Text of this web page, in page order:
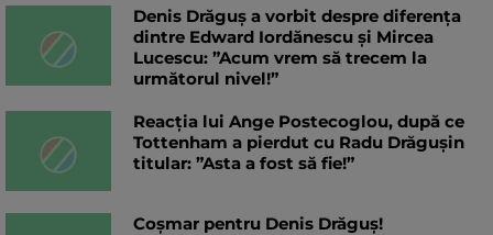
Denis Drăguș a vorbit despre diferența
dintre Edward Iordănescu și Mircea
Lucescu: ”Acum vrem să trecem la
următorul nivel!”
Reacția lui Ange Postecoglou, după ce
Tottenham a pierdut cu Radu Drăgușin
titular: ”Asta a fost să fie!”
Coșmar pentru Denis Drăguș!